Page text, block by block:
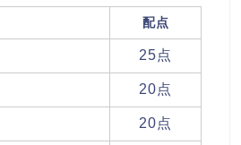
配点
25点
20点
20点